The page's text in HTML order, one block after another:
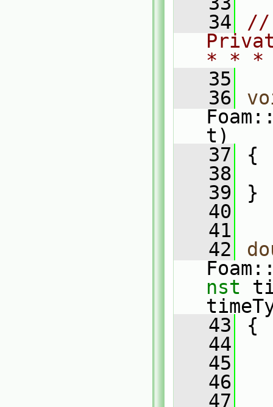
   34
//
* *
   35
   36
t)
   37
{
   38
   39
}
   40
   41
   42
nst
   43
{
   44
   45
   46
   47